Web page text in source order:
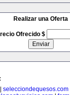
Realizar una Oferta
Ofrecido $
selecciondequesos.com